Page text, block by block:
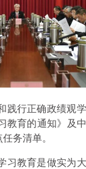
践行正确政绩观
育的通知》及
务清单。
习教育是做实为